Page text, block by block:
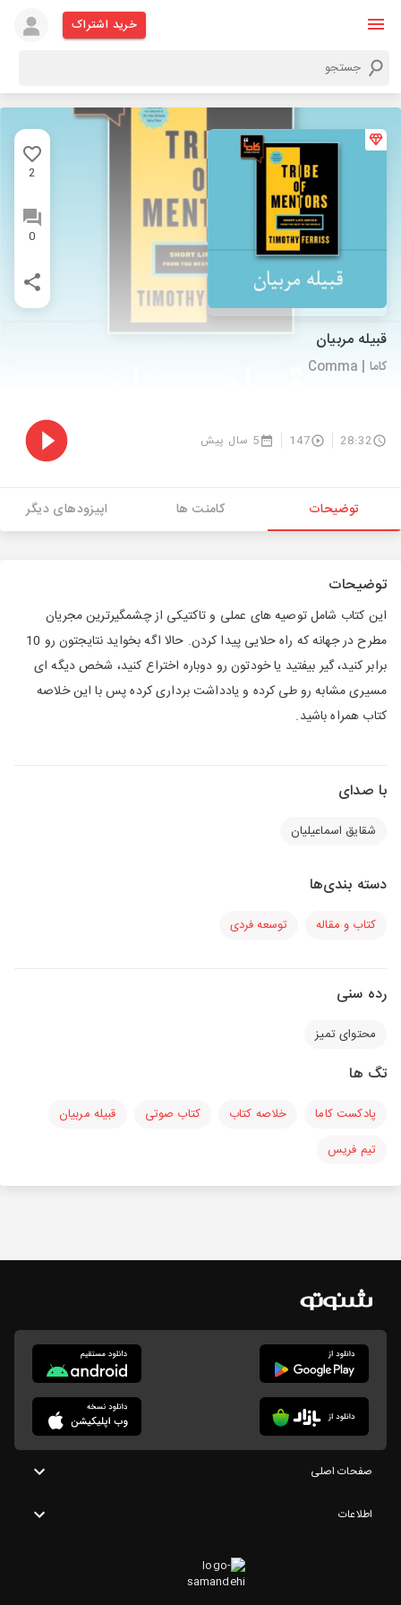
خرید اشتراک
2
0
قبیله مربیان
کاما | Comma
28:32
147 5 سال پیش
توضیحات کامنت ها اپیزودهای دیگر
توضیحات
این کتاب شامل توصیه های عملی و تاکتیکی از چشمگیرترین مجریان
مطرح در جهانه که راه حلایی پیدا کردن. حالا اگه بخواید نتایجتون رو 10
برابر کنید، گیر بیفتید یا خودتون رو دوباره اختراع کنید، شخص دیگه ای
مسیری مشابه رو طی کرده و یادداشت برداری کرده پس با این خلاصه
کتاب همراه باشید.
با صدای
شقایق اسماعیلیان
دسته بندی‌ها
کتاب و مقاله توسعه فردی
رده سنی
محتوای تمیز
تگ ها
پادکست کاما خلاصه کتاب کتاب صوتی
قبیله مربیان
تیم فریس
صفحات اصلی
اطلاعات